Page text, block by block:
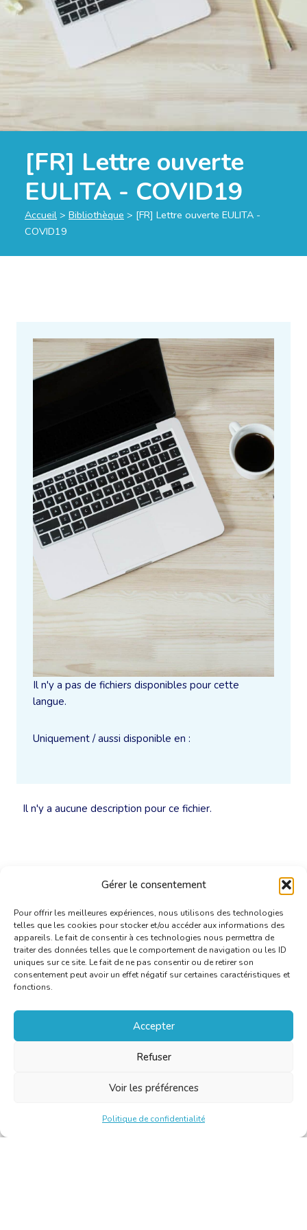
Gérer le consentement
Pour offrir les meilleures expériences, nous utilisons des technologies
telles que les cookies pour stocker et/ou accéder aux informations des
appareils. Le fait de consentir à ces technologies nous permettra de
traiter des données telles que le comportement de navigation ou les ID
uniques sur ce site. Le fait de ne pas consentir ou de retirer son
consentement peut avoir un effet négatif sur certaines caractéristiques et
fonctions.
Accepter
Refuser
Voir les préférences
Politique de confidentialité
[FR] Lettre ouverte
EULITA - COVID19
Accueil > Bibliothèque > [FR] Lettre ouverte EULITA -
COVID19
Il n'y a aucune description pour ce fichier.
Il n'y a pas de fichiers disponibles pour cette
langue.
Uniquement / aussi disponible en :